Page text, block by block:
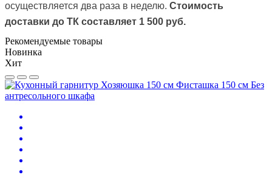
осуществляется два раза в неделю. Стоимость
доставки до ТК составляет 1 500 руб.
Рекомендуемые товары
Новинка
Хит